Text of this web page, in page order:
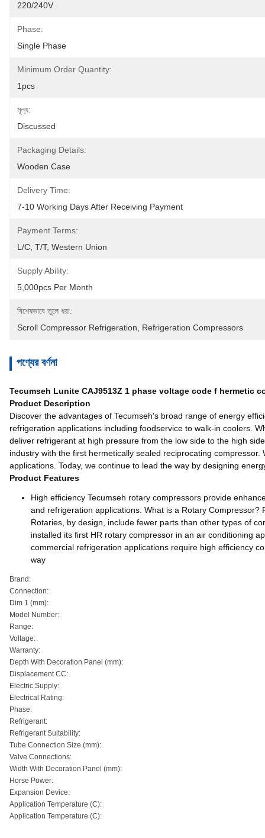
220/240V
Phase:
Single Phase
Minimum Order Quantity:
1pcs
মূল্য:
Discussed
Packaging Details:
Wooden Case
Delivery Time:
7-10 Working Days After Receiving Payment
Payment Terms:
L/C, T/T, Western Union
Supply Ability:
5,000pcs Per Month
বিশেষভাবে তুলে ধরা:
Scroll Compressor Refrigeration
Refrigeration Compressors
পণ্যের বর্ণনা
Tecumseh Lunite CAJ9513Z 1 phase voltage code f hermetic
Product Description
Discover the advantages of Tecumseh's broad range of energy
refrigeration applications including foodservice to walk-in coolers.
deliver refrigerant at high pressure from the low side to the high
industry with the first hermetically sealed reciprocating
applications. Today, we continue to lead the way by designing
Product Features
High efficiency Tecumseh rotary compressors provide
and refrigeration applications. What is a Rotary
Rotaries, by design, include fewer parts than other types of
installed its first HR rotary compressor in an air conditioning
commercial refrigeration applications require high efficiency
way
Brand:
Connection:
Dim 1 (mm):
Model Number:
Range:
Voltage:
Warranty:
Depth With Decoration Panel (mm):
Displacement CC:
Electric Supply:
Electrical Rating:
Phase:
Refrigerant:
Refrigerant Suitability:
Tube Connection Size (mm):
Valve Connections:
Width With Decoration Panel (mm):
Horse Power:
Expansion Device:
Application Temperature (C):
Application Temperature (C):